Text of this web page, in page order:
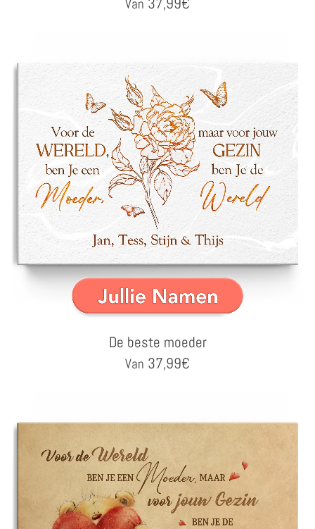
Van
De beste moeder
Van 37,99€